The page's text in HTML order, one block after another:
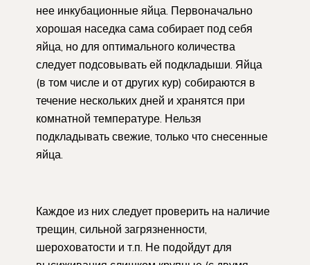
нее инкубационные яйца. Первоначально
хорошая наседка сама собирает под себя
яйца, но для оптимального количества
следует подсовывать ей подкладыши. Яйца
(в том числе и от других кур) собираются в
течение нескольких дней и хранятся при
комнатной температуре. Нельзя
подкладывать свежие, только что снесенные
яйца.
Каждое из них следует проверить на наличие
трещин, сильной загрязненности,
шероховатости и т.п. Не подойдут для